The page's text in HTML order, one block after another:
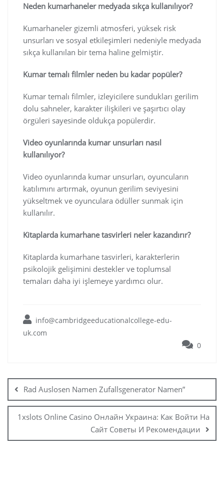
Neden kumarhaneler medyada sıkça kullanılıyor?
Kumarhaneler gizemli atmosferi, yüksek risk
unsurları ve sosyal etkileşimleri nedeniyle medyada
sıkça kullanılan bir tema haline gelmiştir.
Kumar temalı filmler neden bu kadar popüler?
Kumar temalı filmler, izleyicilere sundukları gerilim
dolu sahneler, karakter ilişkileri ve şaşırtıcı olay
örgüleri sayesinde oldukça popülerdir.
Video oyunlarında kumar unsurları nasıl
kullanılıyor?
Video oyunlarında kumar unsurları, oyuncuların
katılımını artırmak, oyunun gerilim seviyesini
yükseltmek ve oyunculara ödüller sunmak için
kullanılır.
Kitaplarda kumarhane tasvirleri neler kazandırır?
Kitaplarda kumarhane tasvirleri, karakterlerin
psikolojik gelişimini destekler ve toplumsal
temaları daha iyi işlemeye yardımcı olur.
info@cambridgeeducationalcollege-edu-
uk.com
0
Rad Auslosen Namen Zufallsgenerator Namen”
1xslots Online Casino Онлайн Украина: Как Войти На
Сайт Советы И Рекомендации